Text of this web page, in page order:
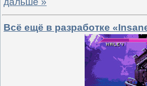
Всё ещё в разработке